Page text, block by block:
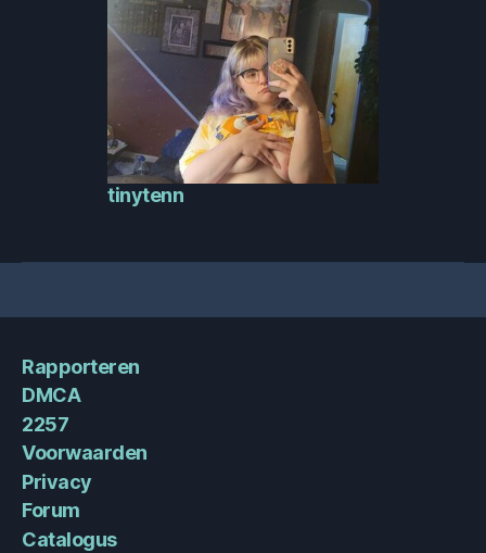
tinytenn
Rapporteren
DMCA
2257
Voorwaarden
Privacy
Forum
Catalogus